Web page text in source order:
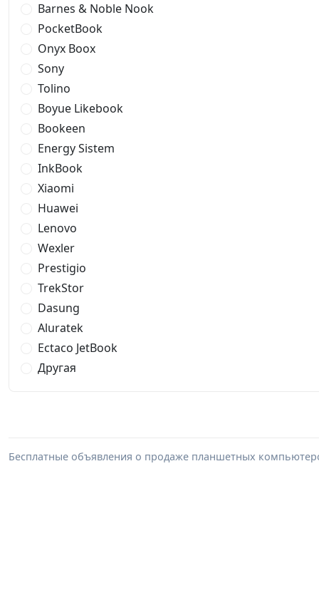
Barnes & Noble Nook
PocketBook
Onyx Boox
Sony
Tolino
Boyue Likebook
Bookeen
Energy Sistem
InkBook
Xiaomi
Huawei
Lenovo
Wexler
Prestigio
TrekStor
Dasung
Aluratek
Ectaco JetBook
Другая
Бесплатные объявления о продаже планшетных